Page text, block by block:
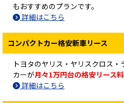
もおすすめのプランです。
詳細はこちら
コンパクトカー格安新車リース
トヨタのヤリス・ヤリスクロス
カーが月々1万円台の格安リース
詳細はこちら